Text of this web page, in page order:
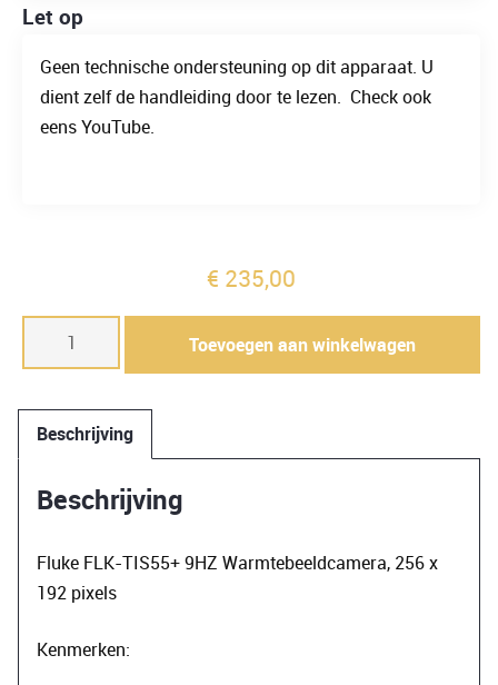
Let op
Geen technische ondersteuning op dit apparaat. U
dient zelf de handleiding door te lezen. Check ook
eens YouTube.
€ 235,00
TIS55+
9HZ
Toevoegen aan winkelwagen
Beschrijving
Beschrijving
Fluke FLK-TIS55+ 9HZ Warmtebeeldcamera, 256 x
192 pixels
Kenmerken: